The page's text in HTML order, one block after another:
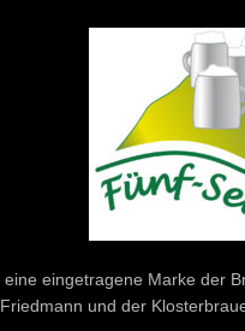
eine eingetragene Marke der
und der